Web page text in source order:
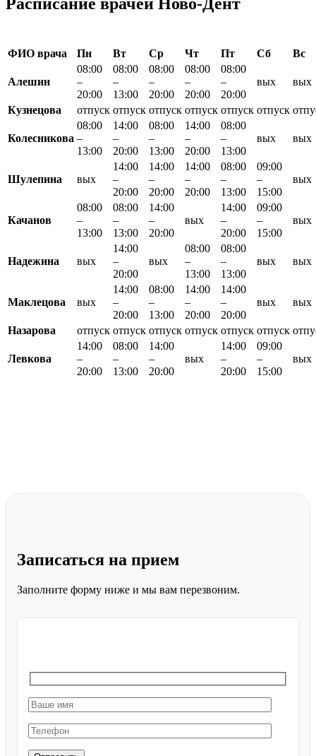
ФИО врача Пн Вт Ср Чт Пт Сб Вс
Алешин
08:00
–
20:00
08:00
–
13:00
08:00
–
20:00
08:00
–
20:00
08:00
–
20:00
вых вых
Кузнецова отпуск отпуск отпуск отпуск отпуск отпуск
Колесникова
08:00
–
13:00
14:00
–
20:00
08:00
–
13:00
14:00
–
20:00
08:00
–
13:00
вых вых
Шулепина вых
14:00
–
20:00
14:00
–
20:00
14:00
–
20:00
08:00
–
13:00
09:00
–
15:00
вых
Качанов
08:00
–
13:00
08:00
–
13:00
14:00
–
20:00
вых
14:00
–
20:00
09:00
–
15:00
вых
Надежина вых
14:00
–
20:00
вых
08:00
–
13:00
08:00
–
13:00
вых вых
Маклецова вых
14:00
–
20:00
08:00
–
13:00
14:00
–
20:00
14:00
–
20:00
вых вых
Назарова отпуск отпуск отпуск отпуск отпуск отпуск
Левкова
14:00
–
20:00
08:00
–
13:00
14:00
–
20:00
вых
14:00
–
20:00
09:00
–
15:00
вых
Записаться на прием
Заполните форму ниже и мы вам перезвоним.